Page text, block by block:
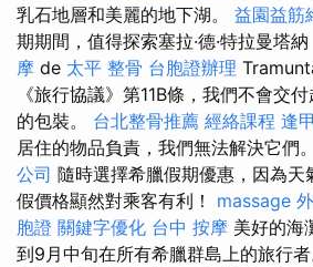
乳石地層和美麗的地下湖。 益園益筋
期期間，值得探索塞拉·德·特拉曼塔
摩 de 太平 整骨 台胞證辦理
《旅行協議》第11B條，我們不會交
的包裝。 台北整骨推薦 經絡課程 逢
居住的物品負責，我們無法解決它們。
公司 隨時選擇希臘假期優惠，因為天
假價格顯然對乘客有利！ massage
胞證 關鍵字優化 台中 按摩 美好的海
到9月中旬在所有希臘群島上的旅行者